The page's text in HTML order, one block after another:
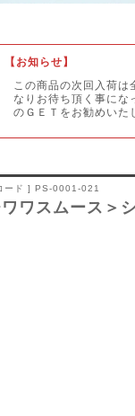
【 お知らせ】
この商品の次回入荷は
なりお待ち頂く事にな
のＧＥＴをお勧めいた
ード ] PS-0001-021
ワワスムース＞